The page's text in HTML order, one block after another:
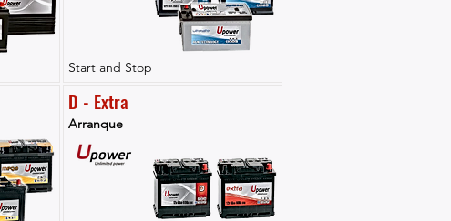
Start and Stop
D - Extra
Arranque